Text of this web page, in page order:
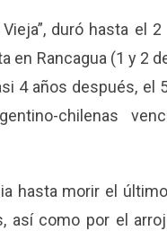
duró hasta el
en Rancagua (1 y 2
4 años después, el
chilenas
hasta morir el
así como por el